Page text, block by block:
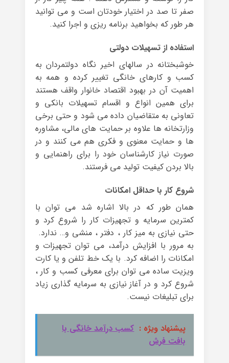
صفر تا صد در اختیار خودتان است و می توانید
هر طور که بخواهید برنامه ریزی و اجرا کنید.
استفاده از تسهیلات دولتی
خوشبختانه در سالهای اخیر نگاه دولتمردان به
کسب و کارهای خانگی تغییر کرده و همه به
اهمیت آن در بهبود اقتصاد خانوار واقف هستند
برای همین انواع و اقسام تسهیلات بانکی و
تعاونی به متقاضیان داده می شود و حتی برخی
وزارتخانه ها علاوه بر حمایت های مالی، مشاوره
ها و حمایت معنوی و فکری هم می کنند و در
صورت نیاز کارشناسان خود را برای راهنمایی و
بالا بردن کیفیت تولید می فرستند.
شروع کار با حداقل امکانات
همان طور که در بالا اشاره شد می توان با
کمترین سرمایه و تجهیزات کار را شروع کرد و
حتی نیازی به میز کار ، دفتر ، منشی و… ندارد.
به مرور با افزایش درآمد، می توان تجهیزات و
امکانات را اضافه کرد. با یک خط تلفن و یا کارت
ویزیت ساده می توان برای معرفی کسب و کار ،
شروع کرد و در آغاز نیازی به سرمایه گذاری زیاد
برای تبلیغات نیست.
پیشنهاد ویژه : کسب درآمد خانگی با
بافت فرش